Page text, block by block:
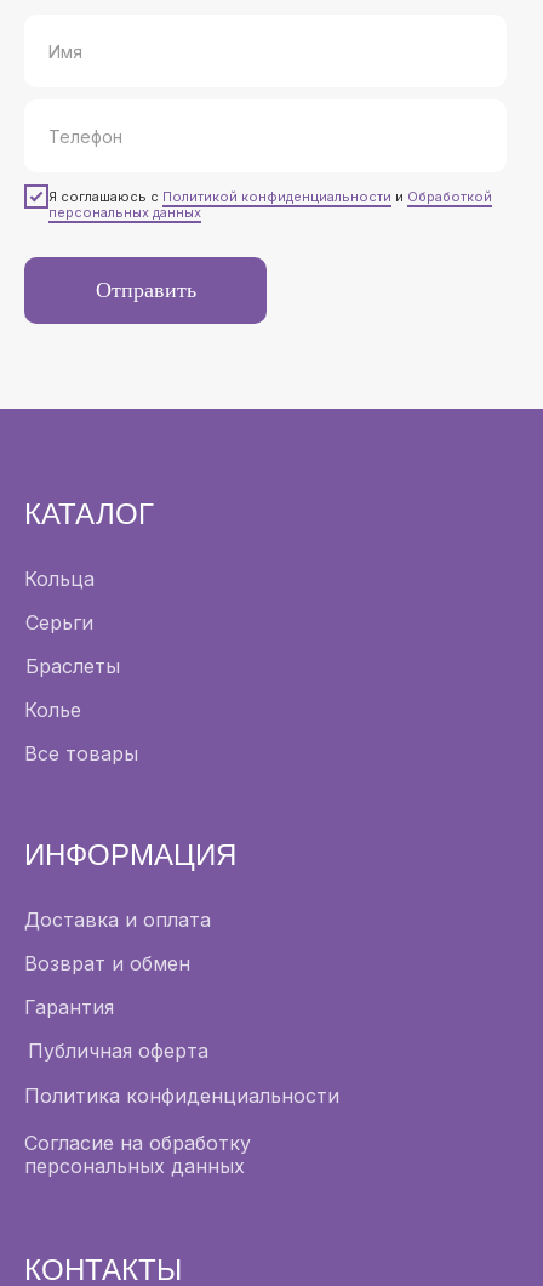
Я соглашаюсь с Политикой конфиденциальности и Обработкой
персональных данных
Отправить
КАТАЛОГ
Кольца
Серьги
Браслеты
Колье
Доставка и оплата
Возврат и обмен
Публичная оферта
Согласие на обработку
персональных данных
Политика конфиденциальности
ИНФОРМАЦИЯ
КОНТАКТЫ
Гарантия
Все товары